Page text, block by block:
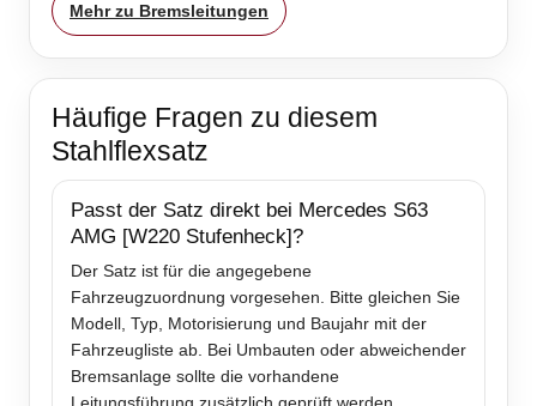
Mehr zu Bremsleitungen
Häufige Fragen zu diesem
Stahlflexsatz
Passt der Satz direkt bei Mercedes S63
AMG [W220 Stufenheck]?
Der Satz ist für die angegebene
Fahrzeugzuordnung vorgesehen. Bitte gleichen Sie
Modell, Typ, Motorisierung und Baujahr mit der
Fahrzeugliste ab. Bei Umbauten oder abweichender
Bremsanlage sollte die vorhandene